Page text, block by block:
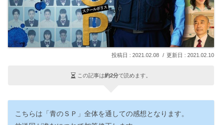
2021.02.08 2021.02.10
この記事は約2分で読めます。
こちらは「青のＳＰ」全体を通しての感想となります。